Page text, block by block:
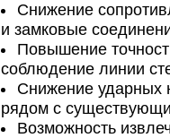
Снижение
и замковые
Повышение
соблюдение линии
Снижение ударных
рядом с
Возможность